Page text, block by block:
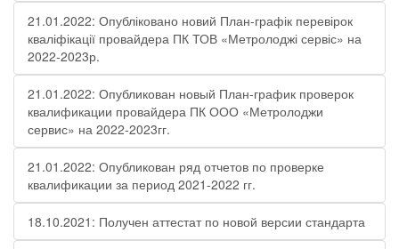
21.01.2022: Опубліковано новий План-графік перевірок
кваліфікації провайдера ПК ТОВ «Метролоджі сервіс» на
2022-2023р.
21.01.2022: Опубликован новый План-график проверок
квалификации провайдера ПК ООО «Метролоджи
сервис» на 2022-2023гг.
21.01.2022: Опубликован ряд отчетов по проверке
квалификации за период 2021-2022 гг.
18.10.2021: Получен аттестат по новой версии стандарта